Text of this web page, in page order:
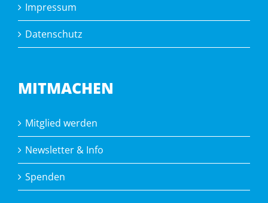
Impressum
Datenschutz
MITMACHEN
Mitglied werden
Newsletter & Info
Spenden